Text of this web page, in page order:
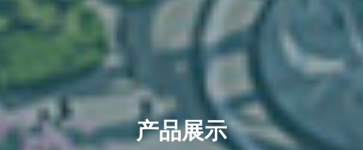
产品展示